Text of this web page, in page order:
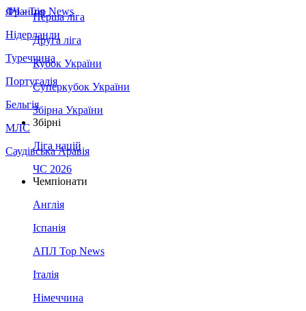
Франція
Нідерланди
Туреччина
Португалія
Бельгія
МЛС
Саудівська Аравія
ЛЧ - Top News
Перша ліга
Друга ліга
Кубок України
Суперкубок України
Збірна України
Збірні
Ліга націй
ЧС 2026
Чемпіонати
Англія
Іспанія
АПЛ Top News
Італія
Німеччина